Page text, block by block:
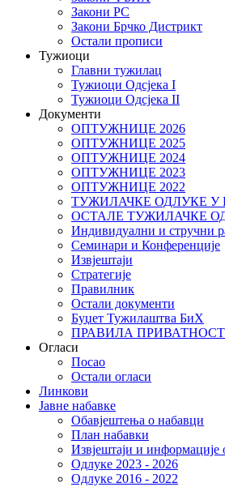
Закони РС
Закони Брчко Дистрикт
Остали прописи
Тужиоци
Главни тужилац
Тужиоци Oдсјекa I
Тужиоци Oдсјекa II
Документи
ОПТУЖНИЦЕ 2026
ОПТУЖНИЦЕ 2025
ОПТУЖНИЦЕ 2024
ОПТУЖНИЦЕ 2023
ОПТУЖНИЦЕ 2022
ТУЖИЛАЧКЕ ОДЛУКЕ У
ОСТАЛЕ ТУЖИЛАЧКЕ
Индивидуални и стручни
Семинари и Конференције
Извјештаји
Стратегије
Правилник
Остали документи
Буџет Тужилаштва БиХ
ПРАВИЛА
Огласи
Посао
Остали огласи
Линкови
Јавне набавке
Обавјештења о набавци
План набавки
Извјештаји и информације
Одлуке 2023 - 2026
Одлуке 2016 - 2022